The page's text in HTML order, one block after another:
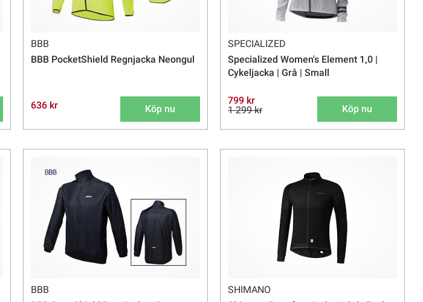
BBB
BBB PocketShield Regnjacka Neongul
636 kr Köp nu
SPECIALIZED
Specialized Women's Element 1,0 |
Cykeljacka | Grå | Small
799 kr
1 299 kr
Köp nu
BBB
SHIMANO